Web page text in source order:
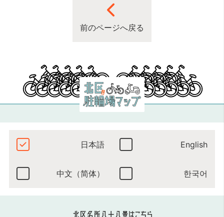
前のページへ戻る
日本語 English
中文（简体） 한국어
北区名所八十八景はこちら